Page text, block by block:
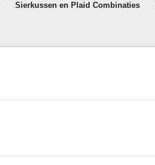
Sierkussen en Plaid Combinaties